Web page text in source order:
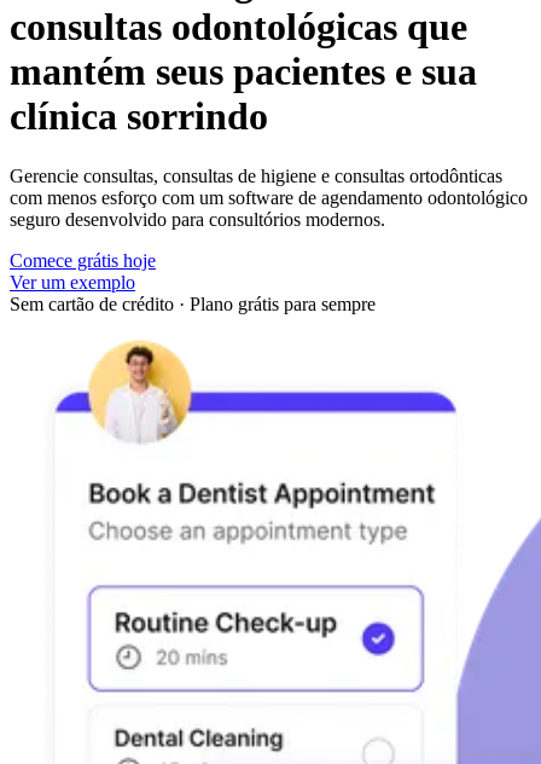
consultas odontológicas que
mantém seus pacientes e sua
clínica sorrindo
Gerencie consultas, consultas de higiene e consultas ortodônticas
com menos esforço com um software de agendamento odontológico
seguro desenvolvido para consultórios modernos.
Comece grátis hoje
Ver um exemplo
Sem cartão de crédito · Plano grátis para sempre